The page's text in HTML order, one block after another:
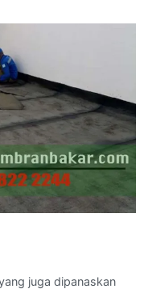
juga dipanaskan